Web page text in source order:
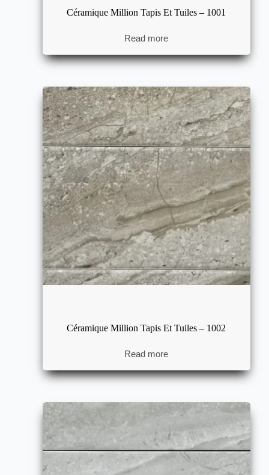
Céramique Million Tapis Et Tuiles – 1001
Read more
Céramique Million Tapis Et Tuiles – 1002
Read more